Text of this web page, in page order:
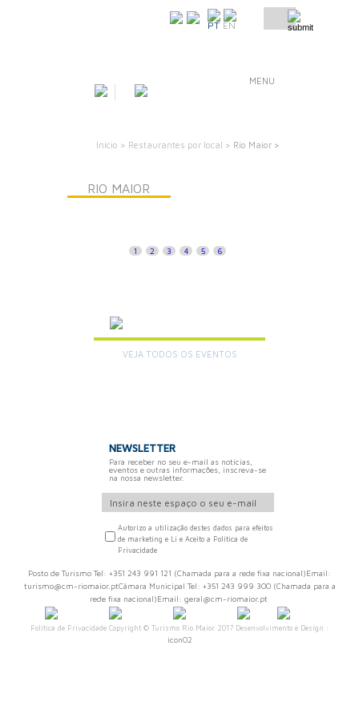
PT EN
MENU
Início > Restaurantes por local > Rio Maior >
RIO MAIOR
1 2 3 4 5 6
VEJA TODOS OS EVENTOS
NEWSLETTER
Para receber no seu e-mail as notícias,
eventos e outras informações, inscreva-se
na nossa newsletter.
Autorizo a utilização destes dados para efeitos
de marketing e Li e Aceito a Política de
Privacidade
Posto de Turismo Tel: +351 243 991 121 (Chamada para a rede fixa nacional)Email:
turismo@cm-riomaior.ptCâmara Municipal Tel: +351 243 999 300 (Chamada para a
rede fixa nacional)Email: geral@cm-riomaior.pt
Política de PrivacidadeCopyright © Turismo Rio Maior 2017 Desenvolvimento e Design :
iconO2